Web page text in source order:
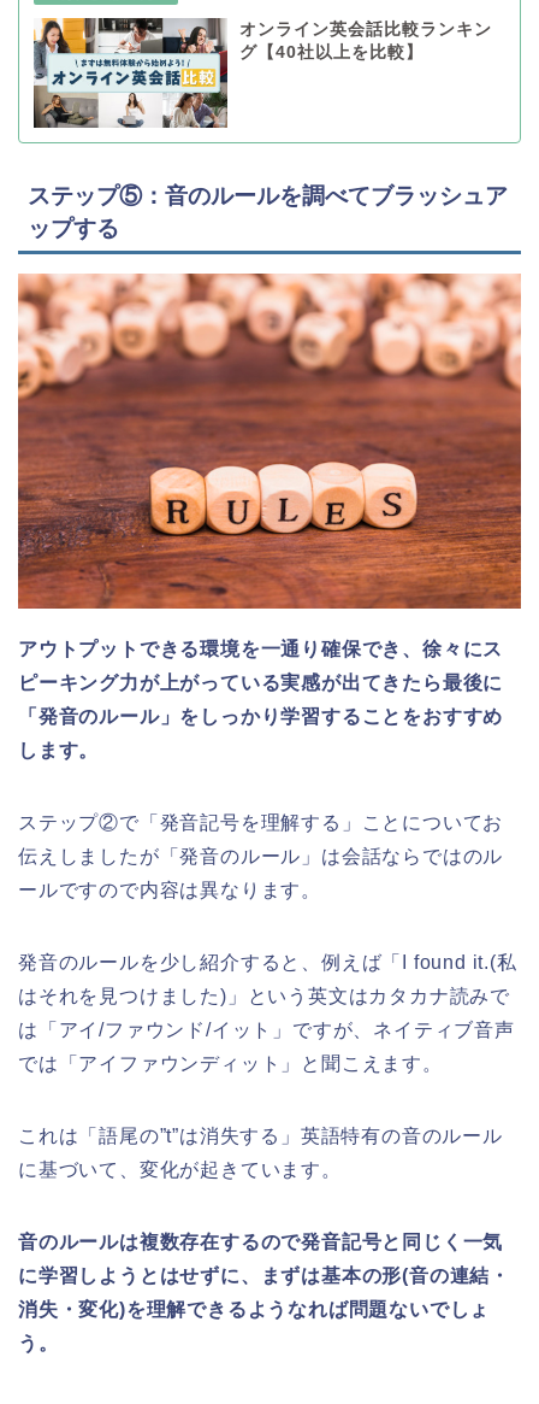
オンライン英会話比較ランキン
グ【40社以上を比較】
ステップ⑤：音のルールを調べてブラッシュア
ップする
アウトプットできる環境を一通り確保でき、徐々にス
ピーキング力が上がっている実感が出てきたら最後に
「発音のルール」をしっかり学習することをおすすめ
します。
ステップ②で「発音記号を理解する」ことについてお
伝えしましたが「発音のルール」は会話ならではのル
ールですので内容は異なります。
発音のルールを少し紹介すると、例えば「I found it.(私
はそれを見つけました)」という英文はカタカナ読みで
は「アイ/ファウンド/イット」ですが、ネイティブ音声
では「アイファウンディット」と聞こえます。
これは「語尾の”t”は消失する」英語特有の音のルール
に基づいて、変化が起きています。
音のルールは複数存在するので発音記号と同じく一気
に学習しようとはせずに、まずは基本の形(音の連結・
消失・変化)を理解できるようなれば問題ないでしょ
う。